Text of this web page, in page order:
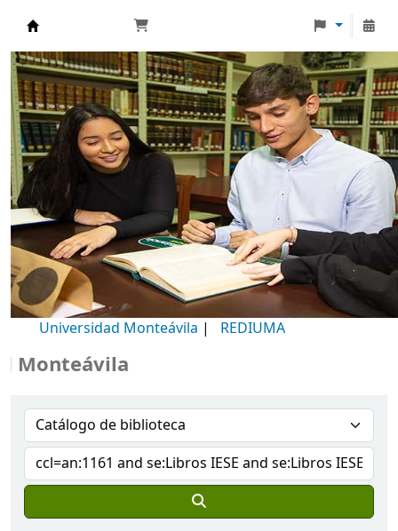
Biblioteca Universidad Monteávila
Universidad Monteávila | REDIUMA